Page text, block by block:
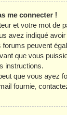
me connecter !
et votre mot de
avez indiqué
peuvent
que vous
instructions.
que vous ayez
fournie,